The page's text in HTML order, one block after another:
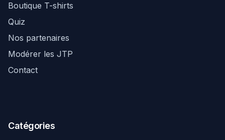
Boutique T-shirts
Quiz
Nos partenaires
Modérer les JTP
Contact
Catégories